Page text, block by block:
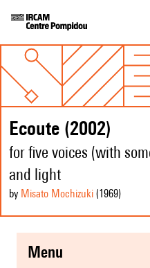
Ecoute (2002)
for five voices (with
and light
by Misato Mochizuki (1969)
menu